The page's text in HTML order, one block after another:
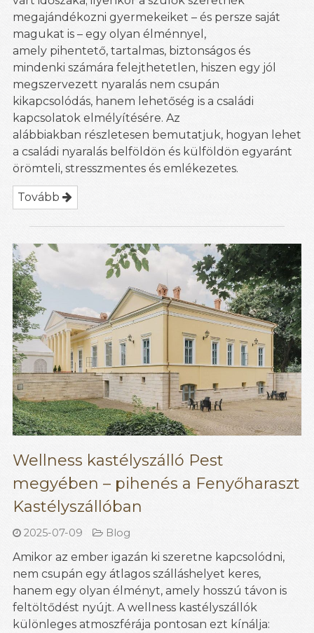
megajándékozni gyermekeiket – és persze saját
magukat is – egy olyan élménnyel,
amely pihentető, tartalmas, biztonságos és
mindenki számára felejthetetlen, hiszen egy jól
megszervezett nyaralás nem csupán
kikapcsolódás, hanem lehetőség is a családi
kapcsolatok elmélyítésére. Az
alábbiakban részletesen bemutatjuk, hogyan lehet
a családi nyaralás belföldön és külföldön egyaránt
örömteli, stresszmentes és emlékezetes.
Tovább
Wellness kastélyszálló Pest
megyében – pihenés a Fenyőharaszt
Kastélyszállóban
2025-07-09 Blog
Amikor az ember igazán ki szeretne kapcsolódni,
nem csupán egy átlagos szálláshelyet keres,
hanem egy olyan élményt, amely hosszú távon is
feltöltődést nyújt. A wellness kastélyszállók
különleges atmoszférája pontosan ezt kínálja: